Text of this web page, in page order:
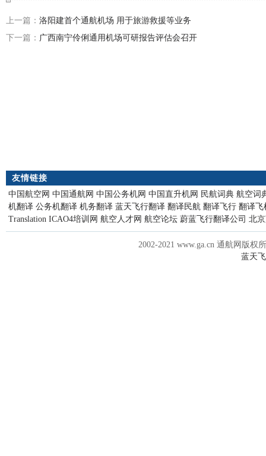
上一篇： 洛阳建首个通航机场 用于旅游救援等业务
下一篇： 广西南宁伶俐通用机场可研报告评估会召开
友情链接
中国航空网 中国通航网 中国公务机网 中国直升机网 民航词典 航空词
机翻译 公务机翻译 机务翻译 蓝天飞行翻译 翻译民航 翻译飞行 翻译飞
Translation ICAO4培训网 航空人才网 航空论坛 蔚蓝飞行翻译公司 北
2002-2021 www.ga.cn 通航网版权
蓝天